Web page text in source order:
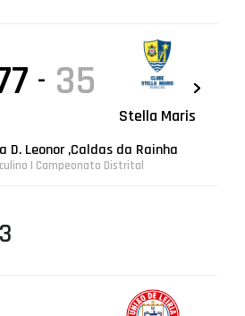
- 35
Stella Maris
D. Leonor ,Caldas da Rainha
| Campeonato Distrital